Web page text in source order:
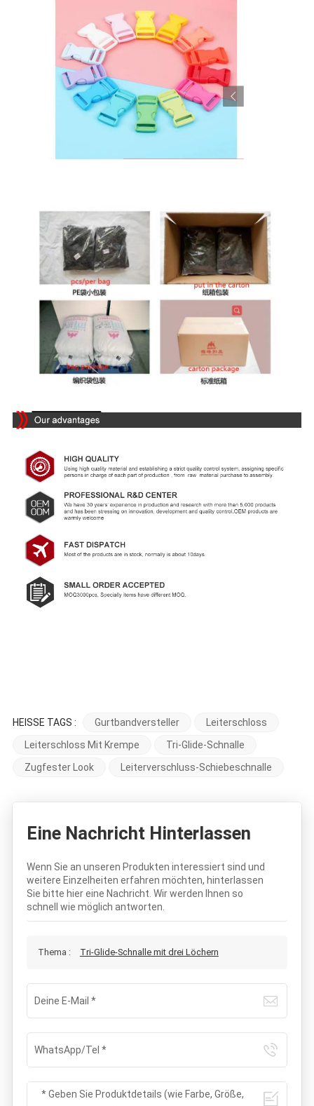
HEISSE TAGS : Gurtbandversteller
Leiterschloss
Leiterschloss Mit Krempe
Tri-Glide-Schnalle
Zugfester Look
Leiterverschluss-Schiebeschnalle
Eine Nachricht Hinterlassen
Wenn Sie an unseren Produkten interessiert sind und
weitere Einzelheiten erfahren möchten, hinterlassen
Sie bitte hier eine Nachricht. Wir werden Ihnen so
schnell wie möglich antworten.
Thema : Tri-Glide-Schnalle mit drei Löchern